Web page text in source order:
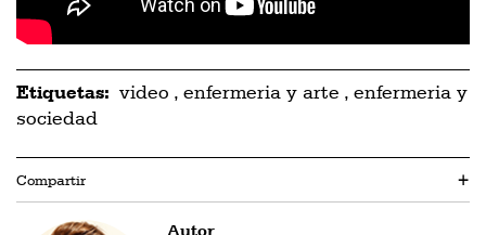
Etiquetas: video , enfermeria y arte , enfermeria y
sociedad
Compartir +
Autor